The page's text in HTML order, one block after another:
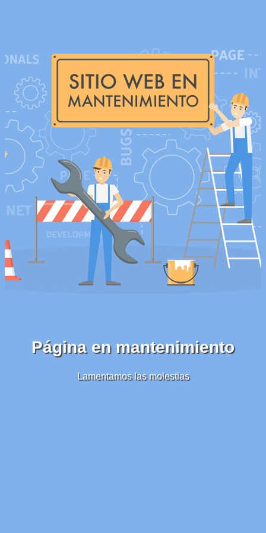
Página en mantenimiento
Lamentamos las molestias